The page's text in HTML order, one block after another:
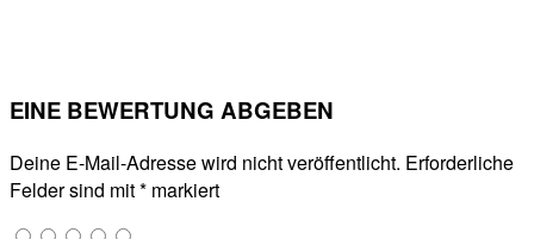
EINE BEWERTUNG ABGEBEN
Deine E-Mail-Adresse wird nicht veröffentlicht. Erforderliche
Felder sind mit* markiert